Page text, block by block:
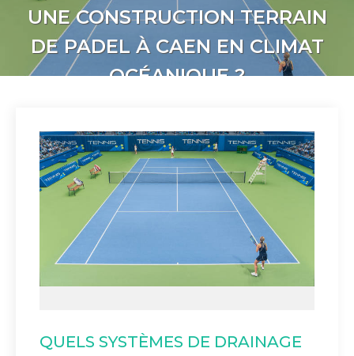
UNE CONSTRUCTION TERRAIN
DE PADEL À CAEN EN CLIMAT
OCÉANIQUE ?
QUELS SYSTÈMES DE DRAINAGE